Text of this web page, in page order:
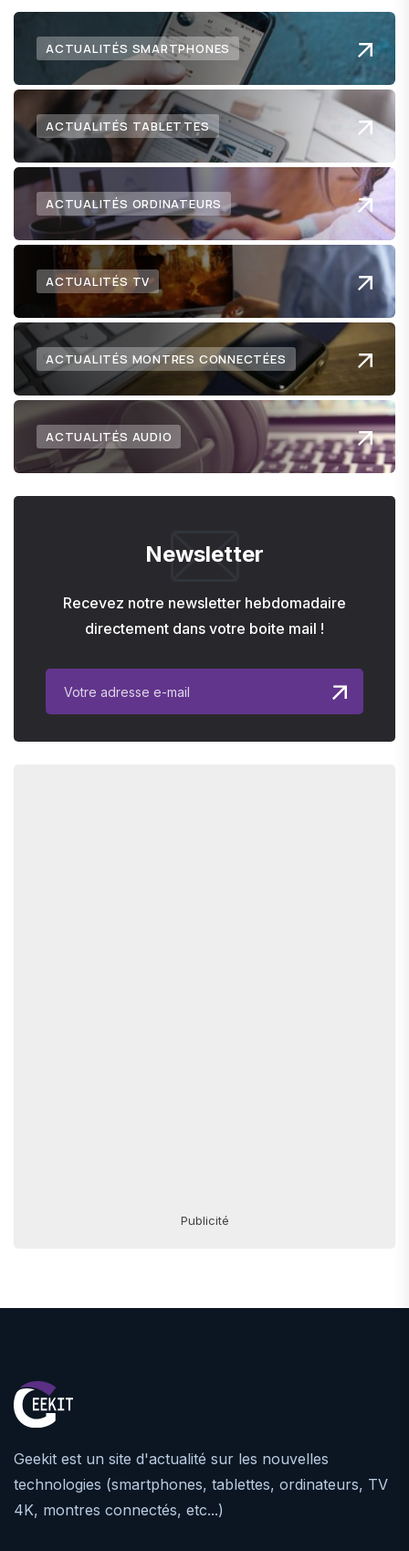
ACTUALITÉS SMARTPHONES
ACTUALITÉS TABLETTES
ACTUALITÉS ORDINATEURS
ACTUALITÉS TV
ACTUALITÉS MONTRES CONNECTÉES
ACTUALITÉS AUDIO
Newsletter
Recevez notre newsletter hebdomadaire
directement dans votre boite mail !
Publicité
Geekit est un site d'actualité sur les nouvelles
technologies (smartphones, tablettes, ordinateurs, TV
4K, montres connectés, etc...)